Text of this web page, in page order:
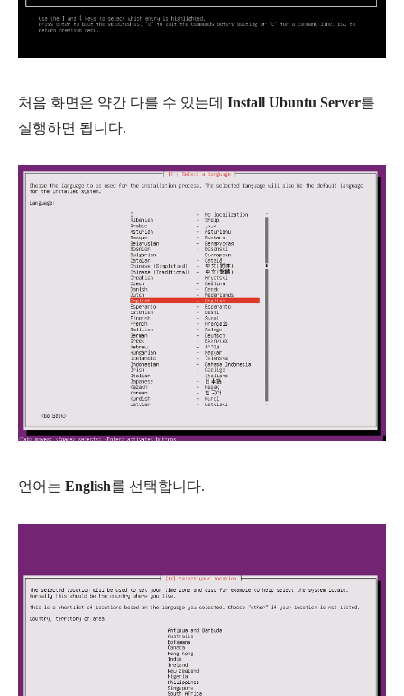
처음 화면은 약간 다를 수 있는데 Install Ubuntu Server를
실행하면 됩니다.
언어는 English를 선택합니다.